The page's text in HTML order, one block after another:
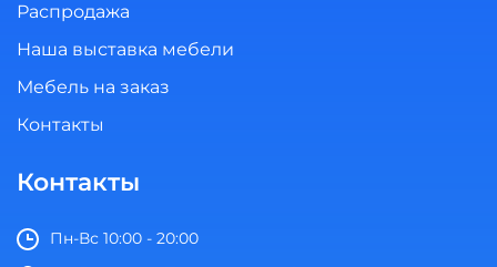
Распродажа
Наша выставка мебели
Мебель на заказ
Контакты
Контакты
Пн-Вс 10:00 - 20:00